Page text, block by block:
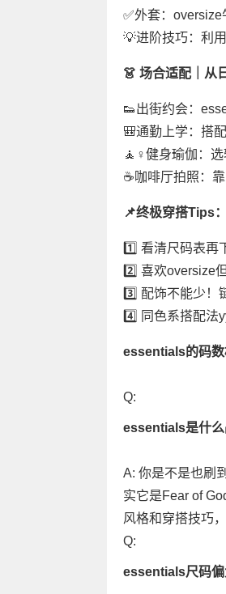
✅外套：
💡进阶技巧：利
👗 场合适配｜从
👟出街约会：
🎒通勤上学：搭
🧘♀️健身瑜伽：
☕️咖啡厅拍照：
📌终极穿搭Tips：
1️⃣ 看清尺码表再
2️⃣ 喜欢oversize
3️⃣ 配饰不能少！
4️⃣ 同色系搭配法
essentials的码
Q:
essentials是什
A: 你是不是也刷
实它是Fear of
风格和穿搭技巧
Q:
essentials尺码